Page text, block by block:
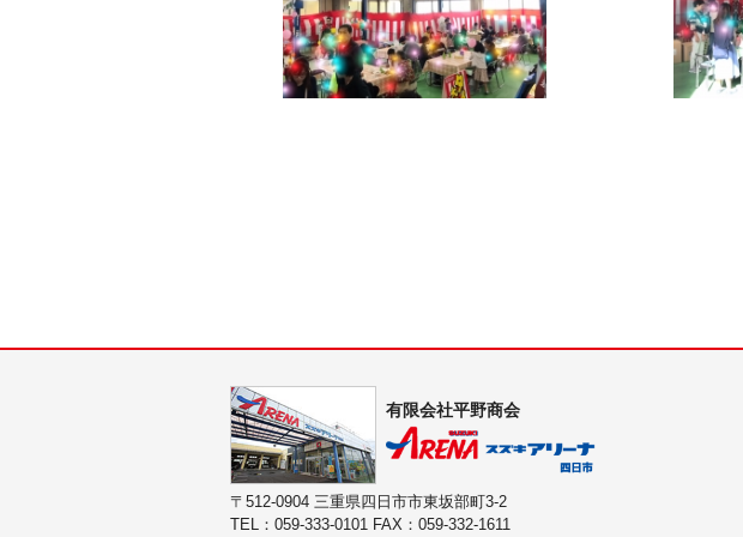
有限会社平野商会
〒512-0904 三重県四日市市東坂部町3-2
TEL：059-333-0101 FAX：059-332-1611